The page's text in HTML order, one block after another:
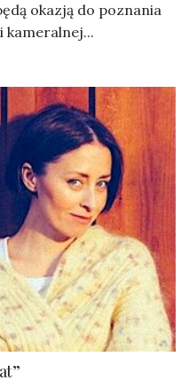
okazją do poznania
kameralnej...